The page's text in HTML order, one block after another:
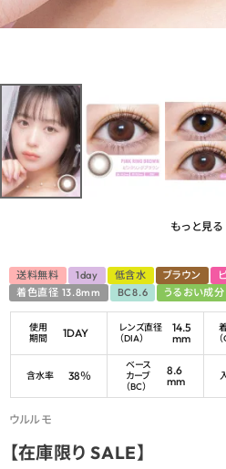
よくあるご質問
もっと見る
送料無料 1day 低含水 ブラウン
着色直径 13.8mm
BC8.6 うるおい成分
使用
期間
1DAY
レンズ直径
（DIA）
14.5
mm
含水率 38％
ベース
カーブ
（BC）
8.6
mm
ウルルモ
【在庫限り SALE】